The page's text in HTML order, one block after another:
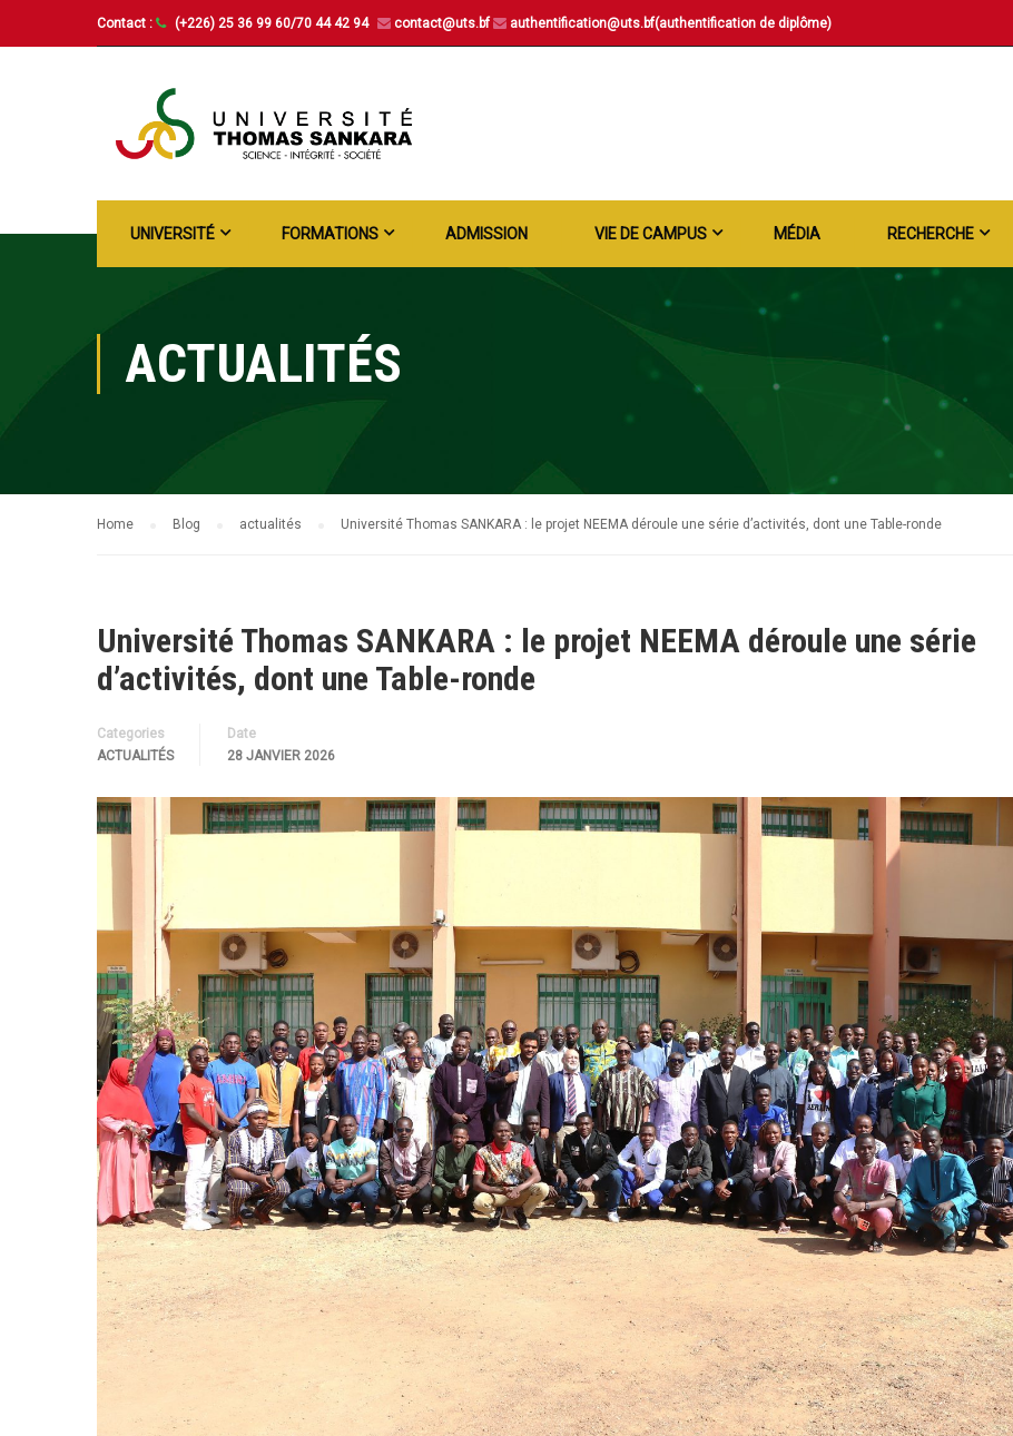
Contact : (+226) 25 36 99 60/70 44 42 94 contact@uts.bf authentification@uts.bf(authentification de diplôme)
UNIVERSITÉ FORMATIONS ADMISSION VIE DE CAMPUS MÉDIA RECHERCHE
ACTUALITÉS
Home Blog actualités Université Thomas SANKARA : le projet NEEMA déroule une série d’activités, dont une Table-ronde
Université Thomas SANKARA : le projet NEEMA déroule une série
d’activités, dont une Table-ronde
Categories
ACTUALITÉS
Date
28 JANVIER 2026